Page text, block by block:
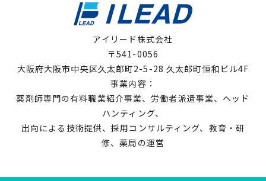
アイリード株式会社
〒541-0056
大阪府大阪市中央区久太郎町2-5-28 久太郎町恒和ビル4F
事業内容：
薬剤師専門の有料職業紹介事業、労働者派遣事業、ヘッド
ハンティング、
出向による技術提供、採用コンサルティング、教育・研
修、薬局の運営